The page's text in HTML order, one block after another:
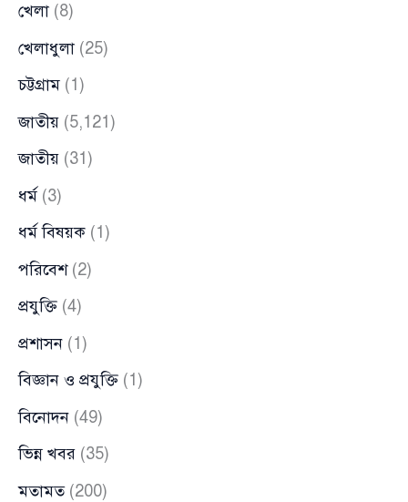
খেলা (8)
খেলাধুলা (25)
চট্টগ্রাম (1)
জাতীয় (5,121)
জাতীয় (31)
ধর্ম (3)
ধর্ম বিষয়ক (1)
পরিবেশ(2)
প্রযুক্তি (4)
প্রশাসন (1)
বিজ্ঞান ও প্রযুক্তি (1)
বিনোদন (49)
ভিন্ন খবর (35)
মতামত(200)